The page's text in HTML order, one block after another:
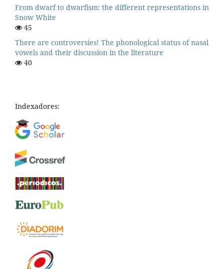
From dwarf to dwarfism: the different representations in
Snow White
45
There are controversies! The phonological status of nasal
vowels and their discussion in the literature
40
Indexadores: